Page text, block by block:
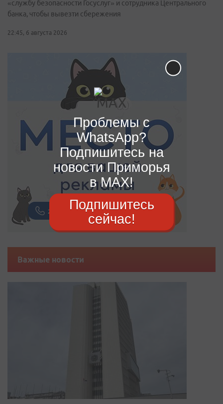
«службу безопасности Госуслуг» и сотрудника Центрального
банка, чтобы вывезти сбережения
22:45, 6 августа 2026
Важные новости
Проблемы с
WhatsApp?
Подпишитесь на
новости Приморья
в MAX!
Подпишитесь
сейчас!